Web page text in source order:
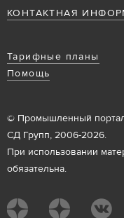
КОНТАКТНАЯ
Тарифные планы
Помощь
© Промышленный
СД Групп, 2006-2026.
При использовании
обязательна.